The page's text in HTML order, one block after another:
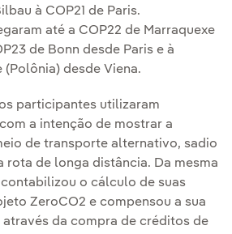
à COP21 de Paris.
até a COP22 de Marraquexe
de Bonn desde Paris e à
(Polônia) desde Viena.
participantes utilizaram
a intenção de mostrar a
de transporte alternativo, sadio
rota de longa distância. Da mesma
o cálculo de suas
ZeroCO2 e compensou a sua
da compra de créditos de